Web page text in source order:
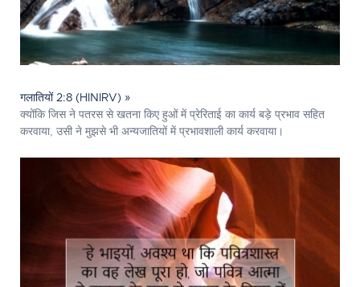
गलातियों 2:8 (HINIRV) »
क्योंकि जिस ने पतरस से खतना किए हुओं में प्रेरिताई का कार्य बड़े प्रभाव सहित
करवाया, उसी ने मुझसे भी अन्यजातियों में प्रभावशाली कार्य करवाया।